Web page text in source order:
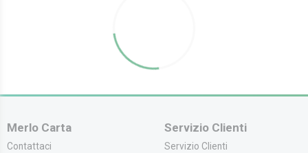
Merlo Carta
Contattaci
Servizio Clienti
Servizio Clienti